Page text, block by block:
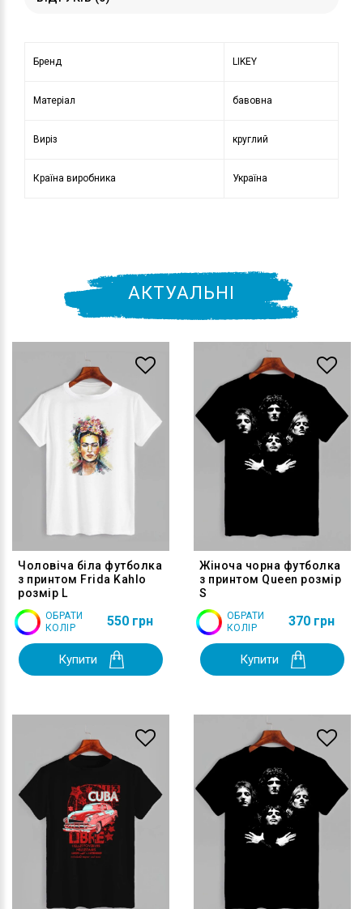
Бренд LIKEY
Матеріал бавовна
Виріз круглий
Країна виробника Україна
АКТУАЛЬНІ
Чоловіча біла футболка
з принтом Frida Kahlo
розмір L
ОБРАТИ
КОЛІР
550 грн
Купити
Жіноча чорна футболка
з принтом Queen розмір
S
ОБРАТИ
КОЛІР
370 грн
Купити